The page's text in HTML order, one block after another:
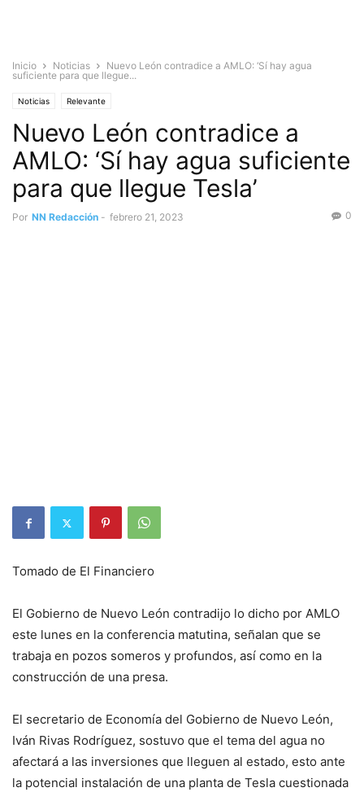
Inicio Noticias
Nuevo León contradice a AMLO: ‘Sí hay agua
suficiente para que llegue...
Noticias Relevante
Nuevo León contradice a
AMLO: ‘Sí hay agua suficiente
para que llegue Tesla’
Por NN Redacción - febrero 21, 2023 0
Tomado de El Financiero
El Gobierno de Nuevo León contradijo lo dicho por AMLO
este lunes en la conferencia matutina, señalan que se
trabaja en pozos someros y profundos, así como en la
construcción de una presa.
El secretario de Economía del Gobierno de Nuevo León,
Iván Rivas Rodríguez, sostuvo que el tema del agua no
afectará a las inversiones que lleguen al estado, esto ante
la potencial instalación de una planta de Tesla cuestionada